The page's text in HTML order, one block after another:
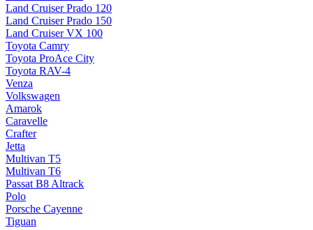
Land Cruiser Prado 120
Land Cruiser Prado 150
Land Cruiser VX 100
Toyota Camry
Toyota ProAce City
Toyota RAV-4
Venza
Volkswagen
Amarok
Caravelle
Crafter
Jetta
Multivan T5
Multivan T6
Passat B8 Altrack
Polo
Porsche Cayenne
Tiguan